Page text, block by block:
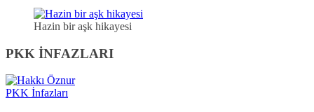
Hazin bir aşk hikayesi
PKK İNFAZLARI
PKK İnfazları